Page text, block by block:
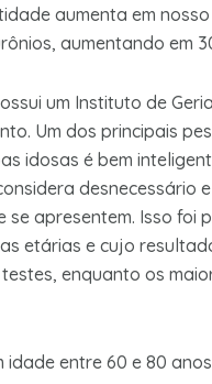
aumenta em
aumentando em
um Instituto de
Um dos principais
idosas é bem
desnecessário
apresentem. Isso foi
etárias e cujo
enquanto os
entre 60 e 80